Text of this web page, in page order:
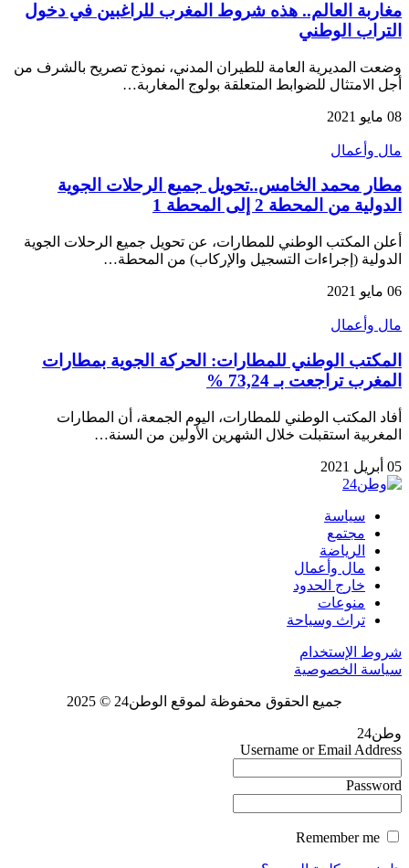
مغاربة العالم.. هذه شروط المغرب للراغبين في دخول
التراب الوطني
وضعت المديرية العامة للطيران المدني، نموذج تصريح بالشرف من
أجل الامتثال للضوابط المتعلقة بولوج المغاربة…
08 مايو 2021
مال وأعمال
مطار محمد الخامس..تحويل جميع الرحلات الجوية
الدولية من المحطة 2 إلى المحطة 1
أعلن المكتب الوطني للمطارات، عن تحويل جميع الرحلات الجوية
الدولية (إجراءات التسجيل والإركاب) من المحطة…
06 مايو 2021
مال وأعمال
المكتب الوطني للمطارات: الحركة الجوية بمطارات
المغرب تراجعت بـ 73,24 %
أفاد المكتب الوطني للمطارات، اليوم الجمعة، أن المطارات
المغربية استقبلت خلال الشهرين الأولين من السنة…
05 أبريل 2021
سياسة
مجتمع
الرياضة
مال وأعمال
خارج الحدود
منوعات
تراث وسياحة
شروط الإستخدام
سياسة الخصوصية
جميع الحقوق محفوظة لموقع الوطن24 © 2025
وطن24
Username or Email Address
Password